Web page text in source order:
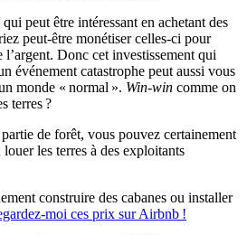
peut être intéressant en achetant des
peut-être monétiser celles-ci pour
l’argent. Donc cet investissement qui
événement catastrophe peut aussi vous
monde « normal ». Win-win comme on
terres ?
de forêt, vous pouvez certainement
les terres à des exploitants
construire des cabanes ou installer
moi ces prix sur Airbnb !